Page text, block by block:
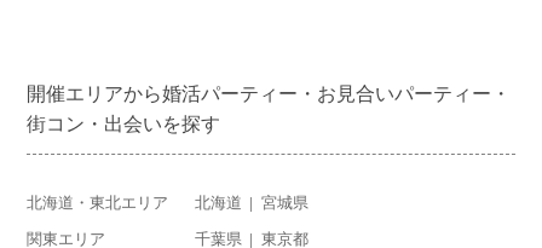
開催エリアから婚活パーティー・お見合いパーティー・
街コン・出会いを探す
北海道・東北エリア 北海道 宮城県
関東エリア 千葉県 東京都